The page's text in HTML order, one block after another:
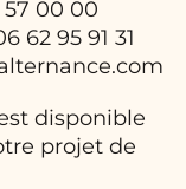
57 00 00
62 95 91 31
disponible
projet de